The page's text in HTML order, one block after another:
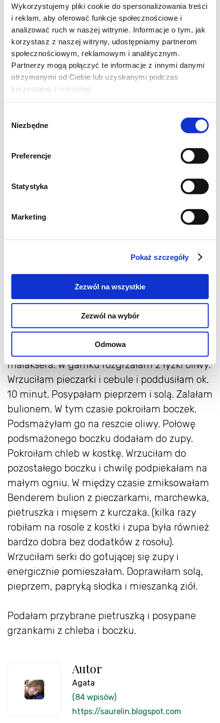
Wykorzystujemy pliki cookie do spersonalizowania treści
i reklam, aby oferować funkcje społecznościowe i
analizować ruch w naszej witrynie. Informacje o tym, jak
korzystasz z naszej witryny, udostępniamy partnerom
społecznościowym, reklamowym i analitycznym.
Partnerzy mogą połączyć te informacje z innymi danymi
otrzymanymi od Ciebie lub uzyskanymi podczas
korzystania z ich usług.
zgody
Niezbędne
Preferencje
Statystyka
Marketing
Pokaż szczegóły
Zezwól na wszystkie
Zezwól na wybór
Odmowa
Krzysiek. I mówi cytując dzisiejsze słowa
"mmmmmmm mmmmm" ;)
Chyba większego komplementu nie mogła ta
zupa usłyszeć.
Zupa krem z pieczarek ze smażonym,
Składniki
25 dag pieczarek
4 plastry wędzonego boczku
Łyżka posiekanego koperku świeżego lub pół
skrzydełkach, z marchewką i pietruszką,
doprawiłam solą i pieprzem. Mięso z bulionu i
warzywa dorzuciłam potem do zupy.
4 łyżki oliwy
2 kromki chleba żytniego
Pieczarki i cebulę obrałam i wrzuciłam do
malaksera. W garnku rozgrzałam 2 łyżki oliwy.
Wrzuciłam pieczarki i cebule i poddusiłam ok.
10 minut. Posypałam pieprzem i solą. Zalałam
bulionem. W tym czasie pokroiłam boczek.
Podsmażyłam go na reszcie oliwy. Połowę
podsmażonego boczku dodałam do zupy.
Pokroiłam chleb w kostkę. Wrzuciłam do
pozostałego boczku i chwilę podpiekałam na
małym ogniu. W między czasie zmiksowałam
Benderem bulion z pieczarkami, marchewka,
pietruszka i mięsem z kurczaka. (kilka razy
robiłam na rosole z kostki i zupa była również
bardzo dobra bez dodatków z rosołu).
Wrzuciłam serki do gotującej się zupy i
energicznie pomieszałam. Doprawiłam solą,
pieprzem, papryką słodka i mieszanką ziół.
Podałam przybrane pietruszką i posypane
grzankami z chleba i boczku.
Autor
Agata
(84 wpisów)
https://saurelin.blogspot.com